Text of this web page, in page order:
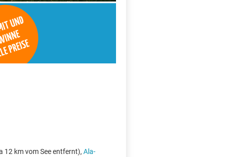
12 km vom See entfernt), Ala-